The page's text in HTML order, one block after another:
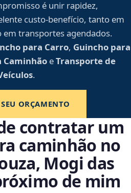
é unir rapidez,
custo-benefício, tanto em
em transportes agendados.
para Carro, Guincho para
CaminhãoeTransporte de
.
ORÇAMENTO
contratar um
caminhão no
Mogi das
de mim